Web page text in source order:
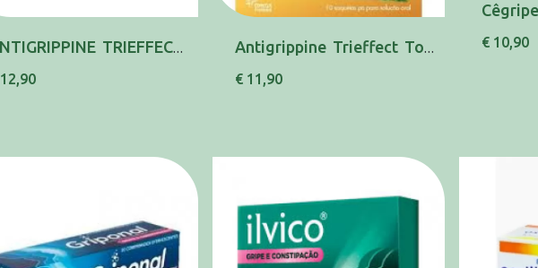
ANTIGRIPPINE TRIEFFECT TOSSE , 500 MG + 6.1 M... Antigrippine Trieffect Tosse, 500/10/200 mg x...
€ 11,90
€ 10,90